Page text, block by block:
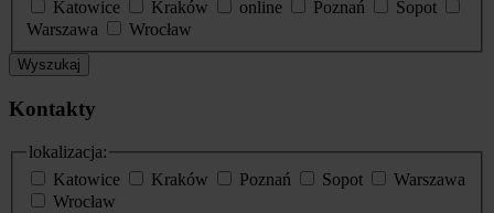
Katowice
Kraków online Poznań
Sopot
Warszawa
Wrocław
Wyszukaj
Kontakty
lokalizacja:
Katowice
Kraków Poznań Sopot
Warszawa
Wrocław